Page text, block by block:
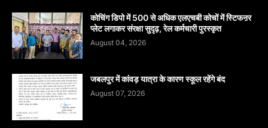
कोचिंग डिपो में 500 से अधिक एलएचबी कोचों में स्टिफऩर
प्लेट लगाकर संरक्षा सुदृढ़, रेल कर्मचारी पुरस्कृत
August 04, 2026
जबलपुर में कांवड़ यात्रा के कारण स्कूल रहेंगे बंद
August 07, 2026